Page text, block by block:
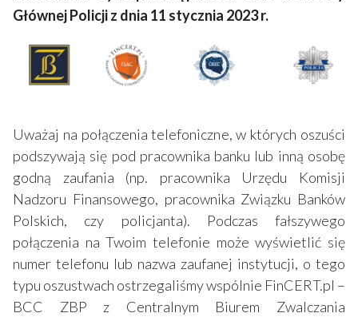
Głównej Policji z dnia 11 stycznia 2023 r.
Uważaj na połączenia telefoniczne, w których oszuści
podszywają się pod pracownika banku lub inną osobę
godną zaufania (np. pracownika Urzędu Komisji
Nadzoru Finansowego, pracownika Związku Banków
Polskich, czy policjanta). Podczas fałszywego
połączenia na Twoim telefonie może wyświetlić się
numer telefonu lub nazwa zaufanej instytucji, o tego
typu oszustwach ostrzegaliśmy wspólnie FinCERT.pl –
BCC ZBP z Centralnym Biurem Zwalczania